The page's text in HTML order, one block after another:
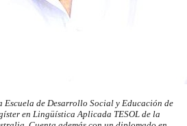
Escuela de Desarrollo Social y Educación de
en Lingüística Aplicada TESOL de la